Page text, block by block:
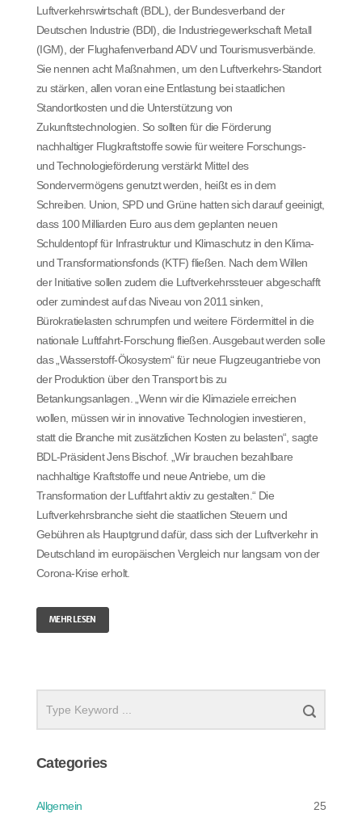
Luftverkehrswirtschaft (BDL), der Bundesverband der
Deutschen Industrie (BDI), die Industriegewerkschaft Metall
(IGM), der Flughafenverband ADV und Tourismusverbände.
Sie nennen acht Maßnahmen, um den Luftverkehrs-Standort
zu stärken, allen voran eine Entlastung bei staatlichen
Standortkosten und die Unterstützung von
Zukunftstechnologien. So sollten für die Förderung
nachhaltiger Flugkraftstoffe sowie für weitere Forschungs-
und Technologieförderung verstärkt Mittel des
Sondervermögens genutzt werden, heißt es in dem
Schreiben. Union, SPD und Grüne hatten sich darauf geeinigt,
dass 100 Milliarden Euro aus dem geplanten neuen
Schuldentopf für Infrastruktur und Klimaschutz in den Klima-
und Transformationsfonds (KTF) fließen. Nach dem Willen
der Initiative sollen zudem die Luftverkehrssteuer abgeschafft
oder zumindest auf das Niveau von 2011 sinken,
Bürokratielasten schrumpfen und weitere Fördermittel in die
nationale Luftfahrt-Forschung fließen. Ausgebaut werden solle
das „Wasserstoff-Ökosystem“ für neue Flugzeugantriebe von
der Produktion über den Transport bis zu
Betankungsanlagen. „Wenn wir die Klimaziele erreichen
wollen, müssen wir in innovative Technologien investieren,
statt die Branche mit zusätzlichen Kosten zu belasten“, sagte
BDL-Präsident Jens Bischof. „Wir brauchen bezahlbare
nachhaltige Kraftstoffe und neue Antriebe, um die
Transformation der Luftfahrt aktiv zu gestalten.“ Die
Luftverkehrsbranche sieht die staatlichen Steuern und
Gebühren als Hauptgrund dafür, dass sich der Luftverkehr in
Deutschland im europäischen Vergleich nur langsam von der
Corona-Krise erholt.
MEHR LESEN
Categories
Allgemein 25